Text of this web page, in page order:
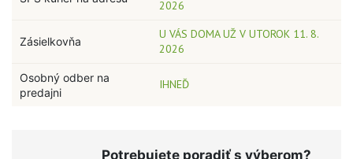
2026
Zásielkovňa
U VÁS DOMA UŽ V UTOROK 11. 8.
2026
Osobný odber na
predajni
IHNEĎ
Potrebujete poradiť s výberom?